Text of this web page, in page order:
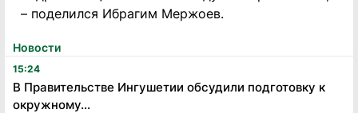
Новости
15:24
В Правительстве Ингушетии обсудили подготовку к
окружному...
– поделился Ибрагим Мержоев.